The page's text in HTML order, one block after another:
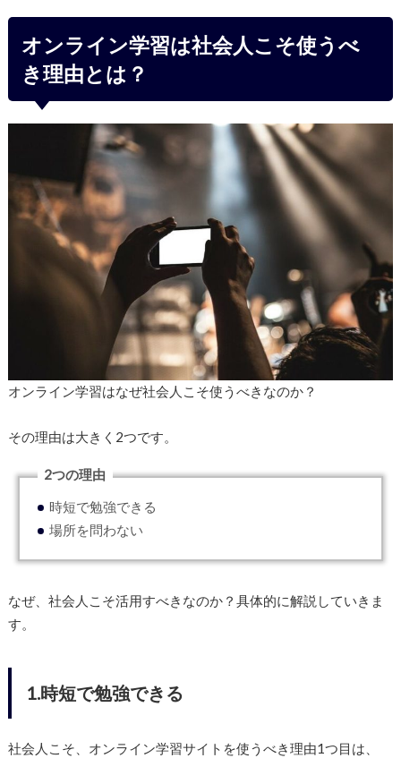
オンライン学習は社会人こそ使うべ
き理由とは？
オンライン学習はなぜ社会人こそ使うべきなのか？
その理由は大きく2つです。
2つの理由
時短で勉強できる
場所を問わない
なぜ、社会人こそ活用すべきなのか？具体的に解説していきま
す。
1.時短で勉強できる
社会人こそ、オンライン学習サイトを使うべき理由1つ目は、